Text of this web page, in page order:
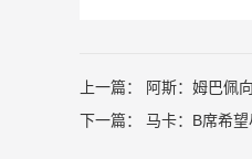
上一篇：
阿斯：姆巴佩
下一篇： 马卡：B席希